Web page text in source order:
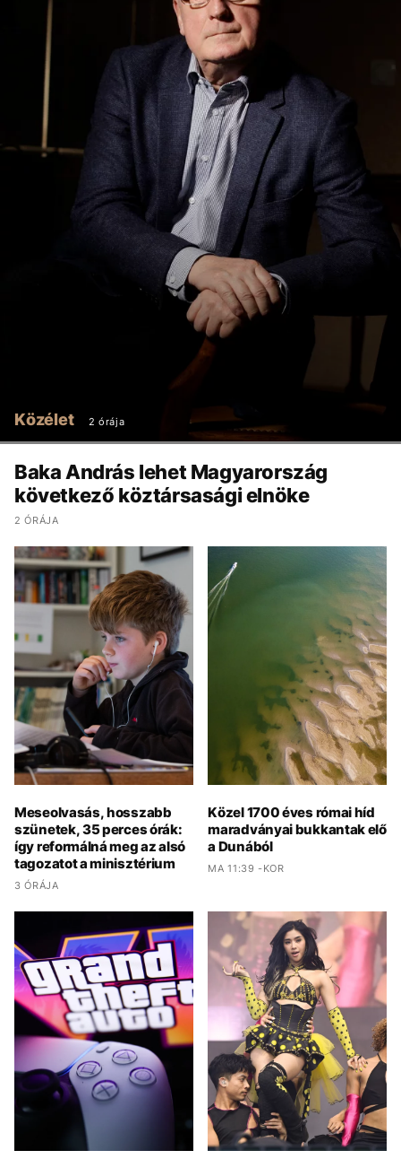
Közélet 2 órája
Baka András lehet Magyarország
következő köztársasági elnöke
2 ÓRÁJA
Meseolvasás, hosszabb
szünetek, 35 perces órák:
így reformálná meg az alsó
tagozatot a minisztérium
3 ÓRÁJA
Közel 1700 éves római híd
maradványai bukkantak elő
a Dunából
MA 11:39 -KOR